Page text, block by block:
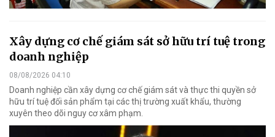
Xây dựng cơ chế giám sát sở hữu trí tuệ trong
doanh nghiệp
08/08/2026 04:10
Doanh nghiệp cần xây dựng cơ chế giám sát và thực thi quyền sở
hữu trí tuệ đối sản phẩm tại các thị trường xuất khẩu, thường
xuyên theo dõi nguy cơ xâm phạm.